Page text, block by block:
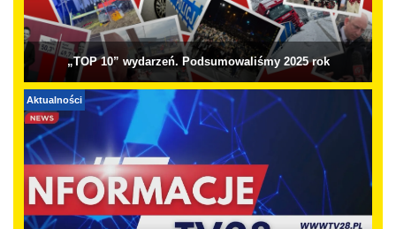
„TOP 10” wydarzeń. Podsumowaliśmy 2025 rok
Aktualności